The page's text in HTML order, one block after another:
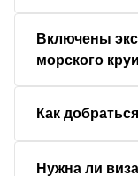
Включены
морского
Как
Нужна ли